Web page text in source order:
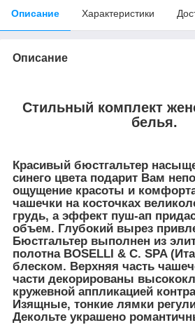
Описание Характеристики
Описание
Стильный комплект
белья.
Красивый бюстгальтер
синего цвета подарит Вам
ощущение красоты и
чашечки на косточках
грудь, а эффект пуш-ап
объем. Глубокий вырез
Бюстгальтер выполнен из
полотна BOSELLI & C. SPA
блеском. Верхняя часть
части декорированы
кружевной аппликацией
Изящные, тонкие лямки
Декольте украшено